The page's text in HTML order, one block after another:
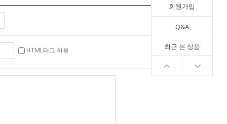
회원가입
Q&A
최근 본 상품
HTML태그 허용